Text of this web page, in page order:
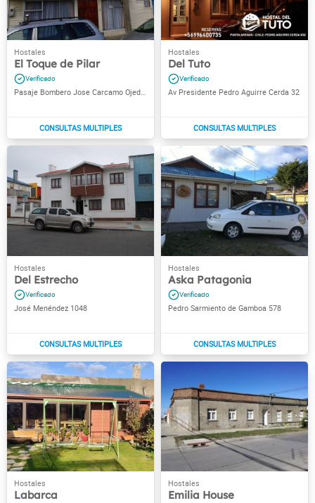
El Toque de Pilar
Pasaje Bombero Jose Carcamo Ojeda 235
Del Tuto
Av Presidente Pedro Aguirre Cerda 32
Del Estrecho
José Menéndez 1048
Aska Patagonia
Pedro Sarmiento de Gamboa 578
Labarca Emilia House